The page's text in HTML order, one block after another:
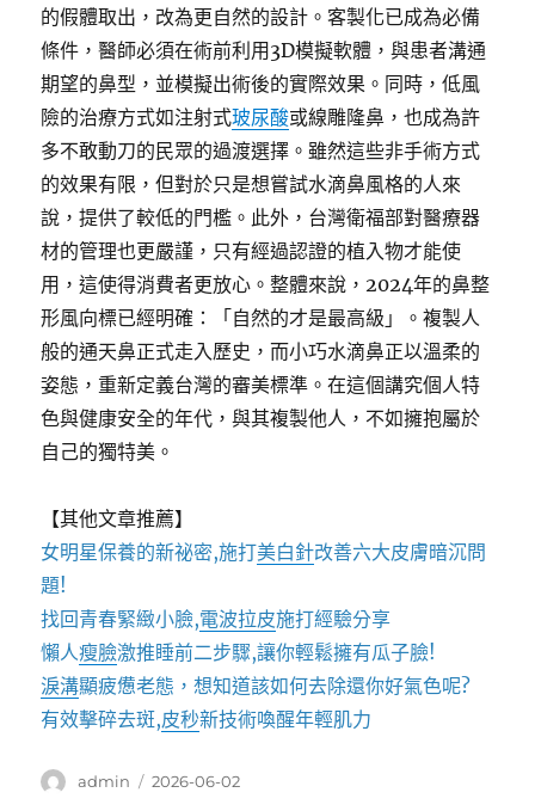
的假體取出，改為更自然的設計。客製化已成為必備
條件，醫師必須在術前利用3D模擬軟體，與患者溝通
期望的鼻型，並模擬出術後的實際效果。同時，低風
險的治療方式如注射式玻尿酸或線雕隆鼻，也成為許
多不敢動刀的民眾的過渡選擇。雖然這些非手術方式
的效果有限，但對於只是想嘗試水滴鼻風格的人來
說，提供了較低的門檻。此外，台灣衛福部對醫療器
材的管理也更嚴謹，只有經過認證的植入物才能使
用，這使得消費者更放心。整體來說，2024年的鼻整
形風向標已經明確：「自然的才是最高級」。複製人
般的通天鼻正式走入歷史，而小巧水滴鼻正以溫柔的
姿態，重新定義台灣的審美標準。在這個講究個人特
色與健康安全的年代，與其複製他人，不如擁抱屬於
自己的獨特美。
【其他文章推薦】
女明星保養的新祕密,施打美白針改善六大皮膚暗沉問
題!
找回青春緊緻小臉,電波拉皮施打經驗分享
懶人瘦臉激推睡前二步驟,讓你輕鬆擁有瓜子臉!
淚溝顯疲憊老態，想知道該如何去除還你好氣色呢?
有效擊碎去斑,皮秒新技術喚醒年輕肌力
作
admin
發
2026-06-02